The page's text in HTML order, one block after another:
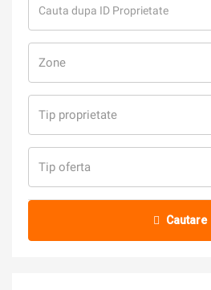
Zone
Tip proprietate
Tip oferta
Cautare